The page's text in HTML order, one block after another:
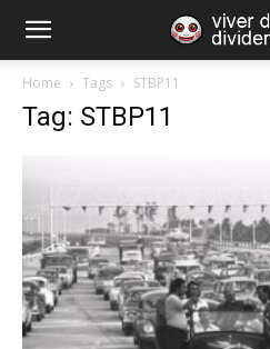
Home Tags STBP11
Tag: STBP11